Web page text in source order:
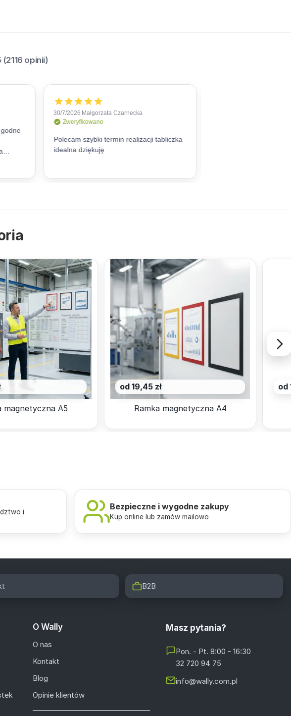
opinii)
magnetyczna A5
od 19,45 zł
Ramka magnetyczna A4
od
i
Bezpieczne i wygodne zakupy
Kup online lub zamów mailowo
B2B
O Wally
O nas
Kontakt
Blog
Opinie klientów
Masz pytania?
Pon. - Pt. 8:00 - 16:30
32 720 94 75
info@wally.com.pl